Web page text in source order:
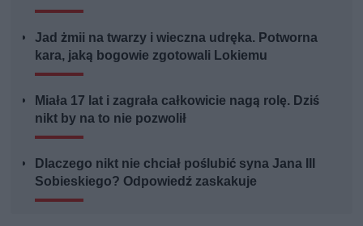
Jad żmii na twarzy i wieczna udręka. Potworna
kara, jaką bogowie zgotowali Lokiemu
Miała 17 lat i zagrała całkowicie nagą rolę. Dziś
nikt by na to nie pozwolił
Dlaczego nikt nie chciał poślubić syna Jana III
Sobieskiego? Odpowiedź zaskakuje